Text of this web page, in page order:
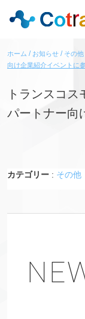
ホーム お知らせ その他
向け企業紹介イベントに
トランスコ
パートナー向
カテゴリー : その他